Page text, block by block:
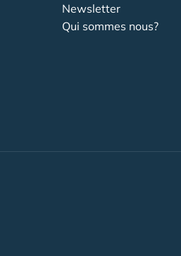
Newsletter
Qui sommes nous?